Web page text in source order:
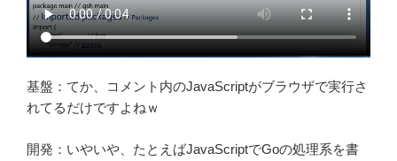
基盤：てか、コメント内のJavaScriptがブラウザで実行さ
れてるだけですよねｗ
開発：いやいや、たとえばJavaScriptでGoの処理系を書